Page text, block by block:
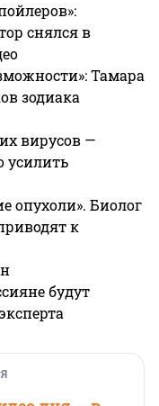
снялся в
Тамара
зодиака
вирусов —
усилить
опухоли». Биолог
к
будут